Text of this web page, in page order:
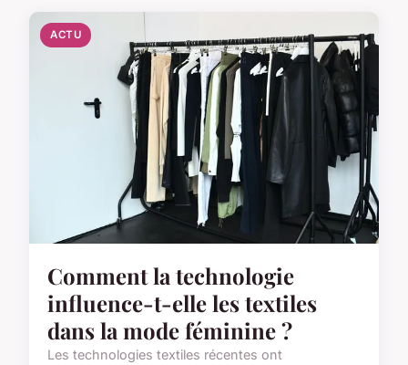
ACTU
Comment la technologie
influence-t-elle les textiles
dans la mode féminine ?
Les technologies textiles récentes ont